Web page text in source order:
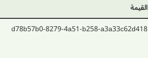
القيمة
d78b57b0-8279-4a51-b258-a3a33c62d418